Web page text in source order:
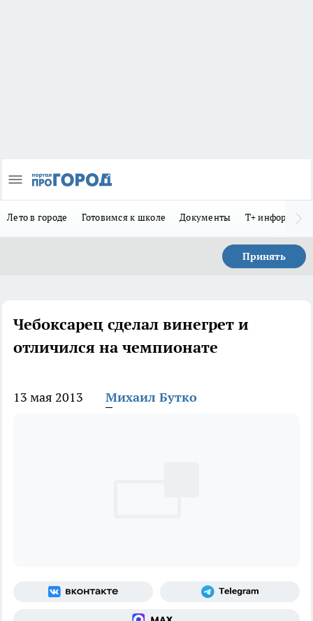
Лето в городе Готовимся к школе Документы Т+
Принять
Чебоксарец сделал винегрет и
отличился на чемпионате
13 мая 2013 Михаил Бутко